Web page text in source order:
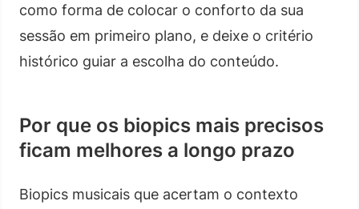
como forma de colocar o conforto da sua
sessão em primeiro plano, e deixe o critério
histórico guiar a escolha do conteúdo.
Por que os biopics mais precisos
ficam melhores a longo prazo
Biopics musicais que acertam o contexto